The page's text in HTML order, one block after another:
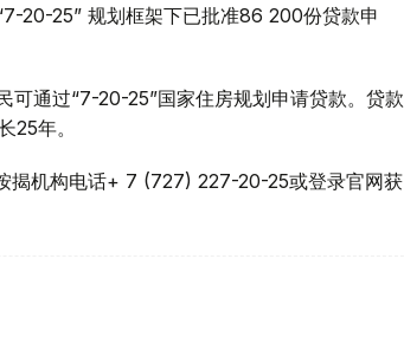
20-25” 规划框架下已批准86 200份贷款申
可通过“7-20-25”国家住房规划申请贷款。贷款
25年。
揭机构电话+ 7 (727) 227-20-25或登录官网获